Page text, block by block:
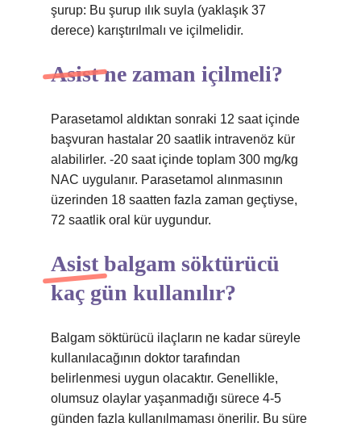
şurup: Bu şurup ılık suyla (yaklaşık 37
derece) karıştırılmalı ve içilmelidir.
Asist ne zaman içilmeli?
Parasetamol aldıktan sonraki 12 saat içinde
başvuran hastalar 20 saatlik intravenöz kür
alabilirler. -20 saat içinde toplam 300 mg/kg
NAC uygulanır. Parasetamol alınmasının
üzerinden 18 saatten fazla zaman geçtiyse,
72 saatlik oral kür uygundur.
Asist balgam söktürücü
kaç gün kullanılır?
Balgam söktürücü ilaçların ne kadar süreyle
kullanılacağının doktor tarafından
belirlenmesi uygun olacaktır. Genellikle,
olumsuz olaylar yaşanmadığı sürece 4-5
günden fazla kullanılmaması önerilir. Bu süre